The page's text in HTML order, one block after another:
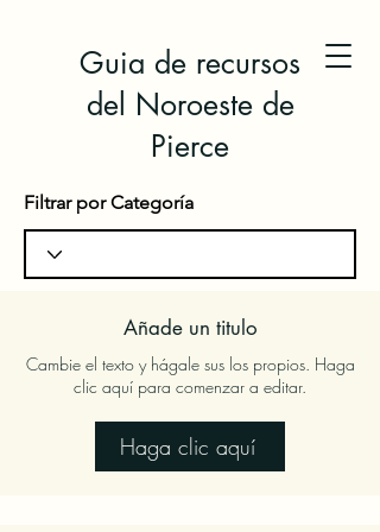
Guia de recursos
del Noroeste de
Pierce
Filtrar por Categoría
Añade un titulo
Cambie el texto y hágale sus los propios. Haga
clic aquí para comenzar a editar.
Haga clic aquí